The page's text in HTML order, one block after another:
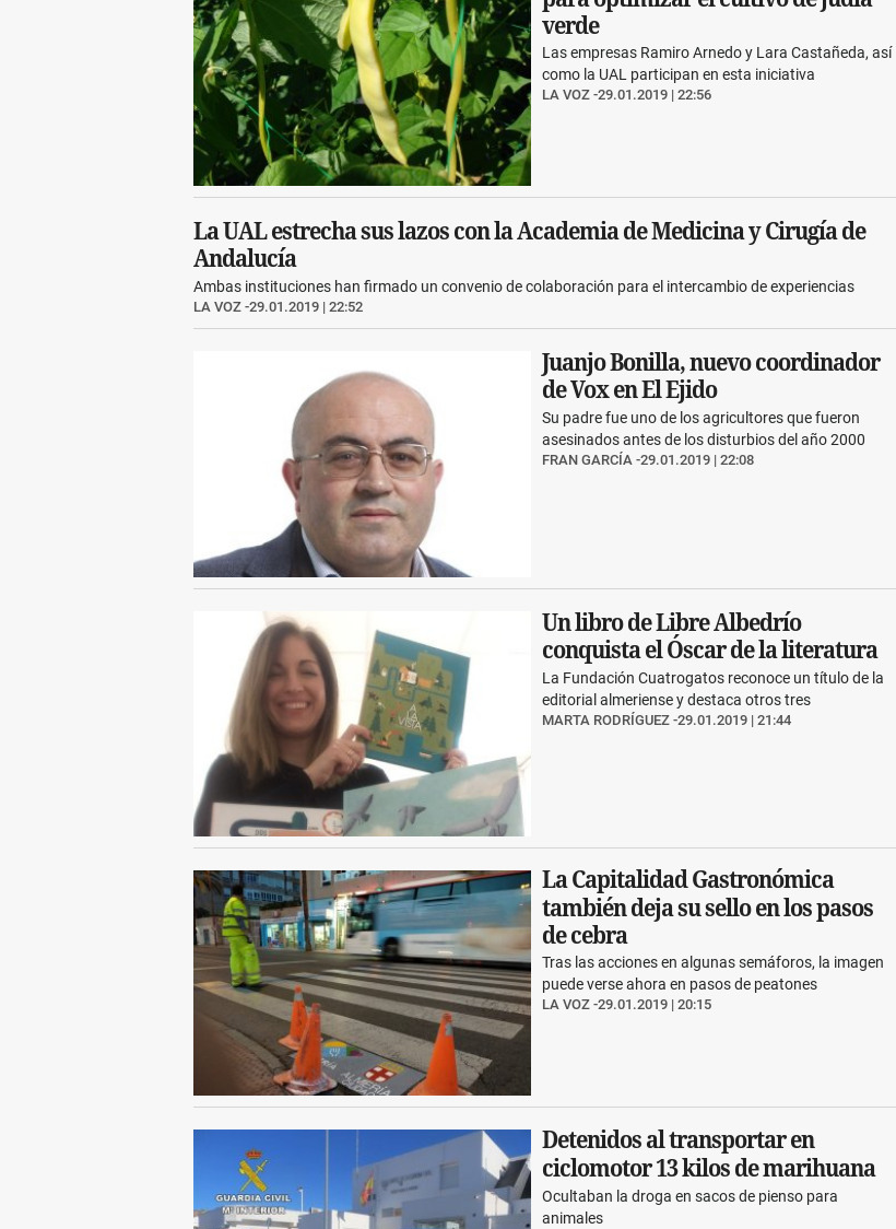
verde
LA VOZ 29.01.2019 | 22:56
Las empresas Ramiro Arnedo y Lara Castañeda, así
como la UAL participan en esta iniciativa
La UAL estrecha sus lazos con la Academia de Medicina y Cirugía de
Andalucía
LA VOZ 29.01.2019 | 22:52
Ambas instituciones han firmado un convenio de colaboración para el intercambio de experiencias
Juanjo Bonilla, nuevo coordinador
de Vox en El Ejido
FRAN GARCÍA 29.01.2019 | 22:08
Su padre fue uno de los agricultores que fueron
asesinados antes de los disturbios del año 2000
Un libro de Libre Albedrío
conquista el Óscar de la literatura
MARTA RODRÍGUEZ 29.01.2019 | 21:44
La Fundación Cuatrogatos reconoce un título de la
editorial almeriense y destaca otros tres
La Capitalidad Gastronómica
también deja su sello en los pasos
de cebra
LA VOZ 29.01.2019 | 20:15
Tras las acciones en algunas semáforos, la imagen
puede verse ahora en pasos de peatones
Detenidos al transportar en
ciclomotor 13 kilos de marihuana
Ocultaban la droga en sacos de pienso para
animales